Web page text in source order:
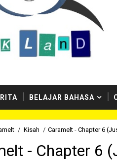
BELAJAR BAHASA
/ Kisah / Caramelt - Chapter 6
- Chapter 6